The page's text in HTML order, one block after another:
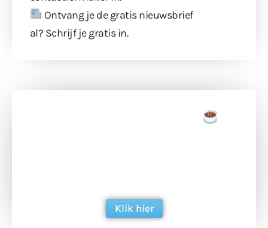
Ontvang je de gratis nieuwsbrief
al? Schrijf je gratis in.
Klik hier